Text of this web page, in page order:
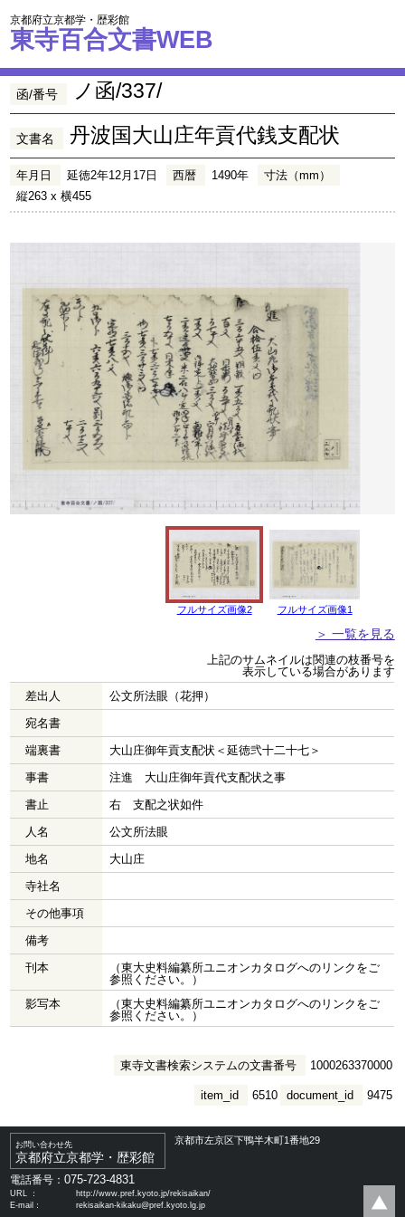
京都府立京都学・歴彩館
東寺百合文書WEB
函/番号 ノ函/337/
文書名 丹波国大山庄年貢代銭支配状
年月日 延徳2年12月17日 西暦 1490年
寸法（mm）
縦263 x 横455
フルサイズ画像2 フルサイズ画像1
＞ 一覧を見る
上記のサムネイルは関連の枝番号を
表示している場合があります
差出人
公文所法眼（花押）
宛名書
端裏書
大山庄御年貢支配状＜延徳弐十二十七＞
事書
注進 大山庄御年貢代支配状之事
書止
右 支配之状如件
人名
公文所法眼
地名
大山庄
寺社名
その他事項
備考
刊本
（東大史料編纂所ユニオンカタログへのリンクをご
参照ください。）
影写本
（東大史料編纂所ユニオンカタログへのリンクをご
参照ください。）
東寺文書検索システムの文書番号 1000263370000
document_id 9475
item_id 6510
お問い合わせ先
京都府立京都学・歴彩館
京都市左京区下鴨半木町1番地29
電話番号：075-723-4831
URL ：
http://www.pref.kyoto.jp/rekisaikan/
E-mail：
rekisaikan-kikaku@pref.kyoto.lg.jp